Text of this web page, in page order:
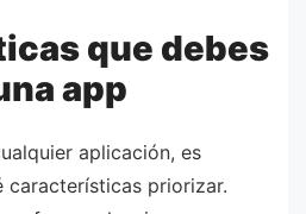
que debes
app
aplicación, es
características priorizar.